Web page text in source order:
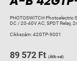
PHOTOSWITCH Photoelectric
DC / 20-40V AC, SPDT Relay,
Cikkszám:42GTP-9001
89 572 Ft (ÁFA-val)